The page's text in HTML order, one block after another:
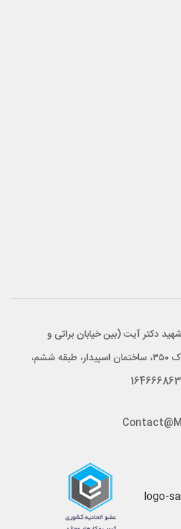
دکتر آیت (بین خیابان براتی و
خیابان قاسم زاده)، پلاک ۳۵۰، ساختمان اسپیدار، طبقه ششم،